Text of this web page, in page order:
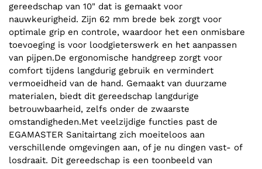
gereedschap van 10" dat is gemaakt voor
nauwkeurigheid. Zijn 62 mm brede bek zorgt voor
optimale grip en controle, waardoor het een onmisbare
toevoeging is voor loodgieterswerk en het aanpassen
van pijpen.De ergonomische handgreep zorgt voor
comfort tijdens langdurig gebruik en vermindert
vermoeidheid van de hand. Gemaakt van duurzame
materialen, biedt dit gereedschap langdurige
betrouwbaarheid, zelfs onder de zwaarste
omstandigheden.Met veelzijdige functies past de
EGAMASTER Sanitairtang zich moeiteloos aan
verschillende omgevingen aan, of je nu dingen vast- of
losdraait. Dit gereedschap is een toonbeeld van